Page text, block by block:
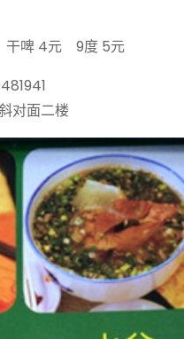
啤 4元 9度 5元
对面二楼